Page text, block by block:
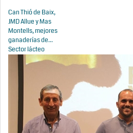
Can Thió de Baix,
JMD Allue y Mas
Montells, mejores
ganaderías de...
Sector lácteo